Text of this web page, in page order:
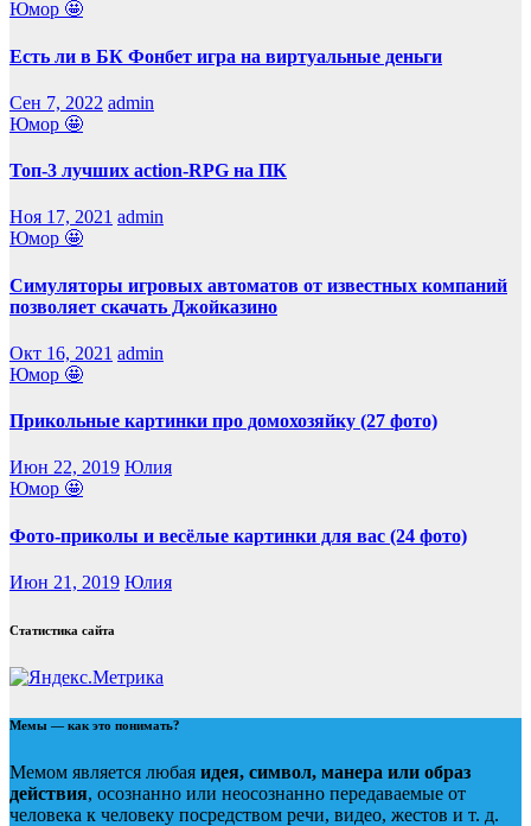
Юмор 🤩
Есть ли в БК Фонбет игра на виртуальные деньги
Сен 7, 2022 admin
Юмор 🤩
Топ-3 лучших action-RPG на ПК
Ноя 17, 2021 admin
Юмор 🤩
Симуляторы игровых автоматов от известных компаний
позволяет скачать Джойказино
Окт 16, 2021 admin
Юмор 🤩
Прикольные картинки про домохозяйку (27 фото)
Июн 22, 2019 Юлия
Юмор 🤩
Фото-приколы и весёлые картинки для вас (24 фото)
Июн 21, 2019 Юлия
Статистика сайта
Мемы — как это понимать?
Мемом является любая идея, символ, манера или образ
действия, осознанно или неосознанно передаваемые от
человека к человеку посредством речи, видео, жестов и т. д.